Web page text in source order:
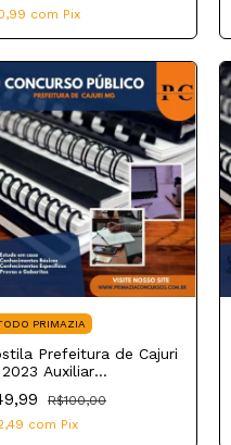
com Pix
PRIMAZIA
Prefeitura de Cajuri
2023 Auxiliar
R$100,00
com Pix